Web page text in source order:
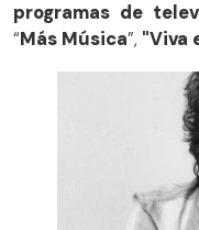
programas de
“Más Música”, "Viva